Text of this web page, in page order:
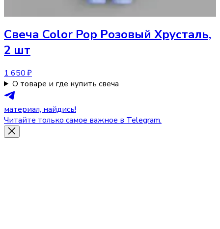
Свеча Color Pop Розовый Хрусталь,
2 шт
1 650 ₽
О товаре и где купить свеча
материал, найдись!
Читайте только самое важное в Telegram.